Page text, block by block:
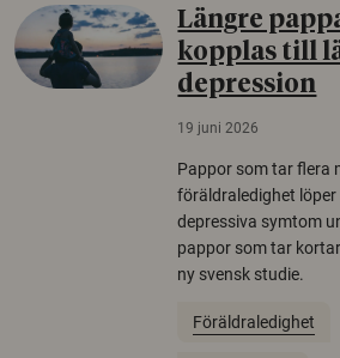
Längre
kopplas till
depression
19 juni 2026
Pappor som tar flera
föräldraledighet
depressiva symtom
pappor som tar
ny svensk studie.
Föräldraledighet